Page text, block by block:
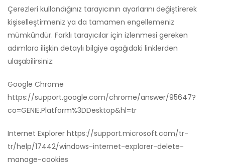
Çerezleri kullandığınız tarayıcının ayarlarını değiştirerek
kişiselleştirmeniz ya da tamamen engellemeniz
mümkündür. Farklı tarayıcılar için izlenmesi gereken
adımlara ilişkin detaylı bilgiye aşağıdaki linklerden
ulaşabilirsiniz:
Google Chrome
https://support.google.com/chrome/answer/95647?
co=GENIE.Platform%3DDesktop&hl=tr
Internet Explorer https://support.microsoft.com/tr-
tr/help/17442/windows-internet-explorer-delete-
manage-cookies